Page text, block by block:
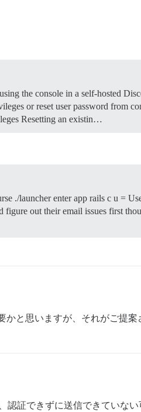
the console in a self-hosted
or reset user password from
Resetting an existin…
./launcher enter app rails c u =
out their email issues first
と思いますが、それがご提案
認証できずに送信できていない